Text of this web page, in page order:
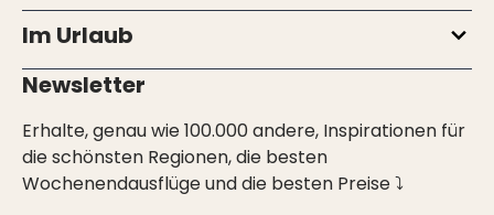
Im Urlaub
Newsletter
Erhalte, genau wie 100.000 andere, Inspirationen für
die schönsten Regionen, die besten
Wochenendausflüge und die besten Preise ⤵